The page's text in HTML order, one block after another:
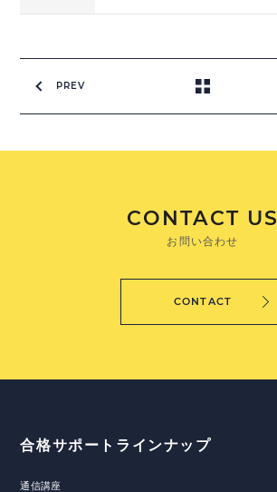
PREV
CONTACT US
お問い合わせ
CONTACT
合格サポートラインナップ
通信講座